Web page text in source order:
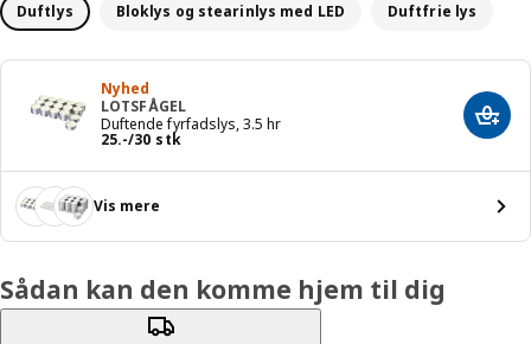
Duftlys Bloklys og stearinlys med LED Duftfrie lys
Nyhed
LOTSFÅGEL
Duftende fyrfadslys, 3.5 hr
25.-/30 stk
Pris 25.-/30 stk
Læg i
Vis mere
Sådan kan den komme hjem til dig